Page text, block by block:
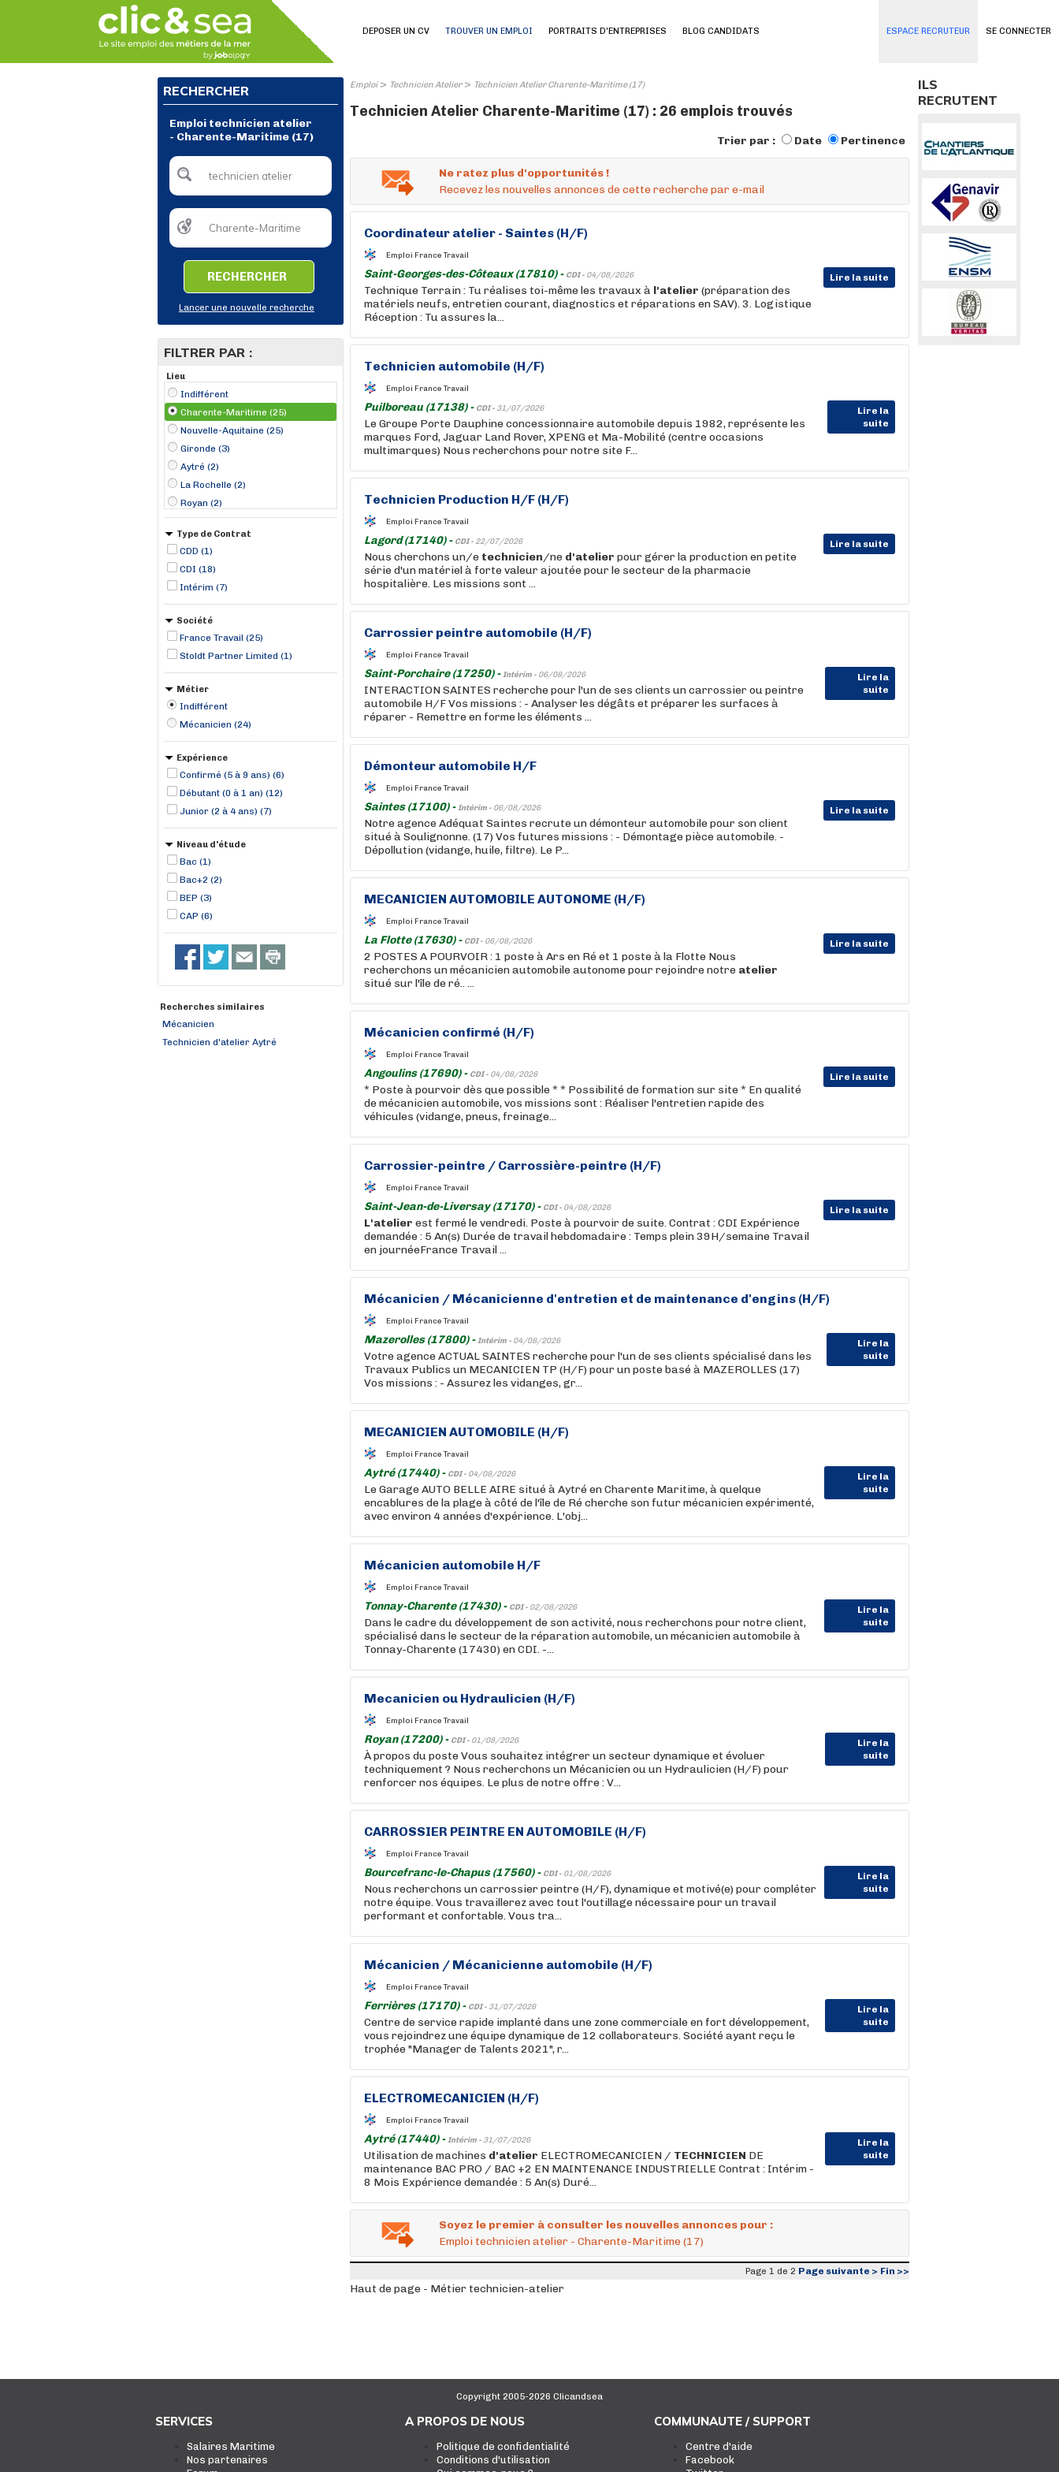
SE CONNECTER
DEPOSER UN CV TROUVER UN EMPLOI PORTRAITS D'ENTREPRISES BLOG CANDIDATS ESPACE RECRUTEUR
RECHERCHER
Emploi technicien atelier
- Charente-Maritime (17)
RECHERCHER
Lancer une nouvelle recherche
FILTRER PAR :
Lieu
Indifférent
Charente-Maritime (25)
Nouvelle-Aquitaine (25)
Gironde (3)
Aytré (2)
La Rochelle (2)
Royan (2)
Saintes (2)
Angoulins (1)
Bourcefranc-le-Chapus (1)
Ferrières (1)
Hiers (1)
Type de Contrat
CDD (1)
CDI (18)
Intérim (7)
Société
France Travail (25)
Stoldt Partner Limited (1)
Métier
Indifférent
Mécanicien (24)
Expérience
Confirmé (5 à 9 ans) (6)
Débutant (0 à 1 an) (12)
Junior (2 à 4 ans) (7)
Niveau d'étude
Bac (1)
Bac+2 (2)
BEP (3)
CAP (6)
Recherches similaires
Mécanicien
Technicien d'atelier Aytré
Emploi> Technicien Atelier> Technicien Atelier Charente-Maritime (17)
Technicien Atelier Charente-Maritime (17) : 26 emplois trouvés
Trier par : Date Pertinence
Ne ratez plus d'opportunités !
Recevez les nouvelles annonces de cette recherche par e-mail
Coordinateur atelier - Saintes (H/F)
Emploi France Travail
Saint-Georges-des-Côteaux (17810) - CDI - 04/08/2026 Lire la suite
Technique Terrain : Tu réalises toi-même les travaux à l'atelier (préparation des
matériels neufs, entretien courant, diagnostics et réparations en SAV). 3. Logistique
Réception : Tu assures la...
Technicien automobile (H/F)
Emploi France Travail
Puilboreau (17138) - CDI - 31/07/2026
Lire la
suite
Le Groupe Porte Dauphine concessionnaire automobile depuis 1982, représente les
marques Ford, Jaguar Land Rover, XPENG et Ma-Mobilité (centre occasions
multimarques) Nous recherchons pour notre site F...
Technicien Production H/F (H/F)
Emploi France Travail
Lagord (17140) - CDI - 22/07/2026 Lire la suite
Nous cherchons un/e technicien/ne d'atelier pour gérer la production en petite
série d'un matériel à forte valeur ajoutée pour le secteur de la pharmacie
hospitalière. Les missions sont ...
Carrossier peintre automobile (H/F)
Emploi France Travail
Saint-Porchaire (17250) -Intérim - 06/08/2026
Lire la
suite
INTERACTION SAINTES recherche pour l'un de ses clients un carrossier ou peintre
automobile H/F Vos missions : - Analyser les dégâts et préparer les surfaces à
réparer - Remettre en forme les éléments ...
Démonteur automobile H/F
Emploi France Travail
Saintes (17100) -Intérim - 06/08/2026 Lire la suite
Notre agence Adéquat Saintes recrute un démonteur automobile pour son client
situé à Soulignonne. (17) Vos futures missions : - Démontage pièce automobile. -
Dépollution (vidange, huile, filtre). Le P...
MECANICIEN AUTOMOBILE AUTONOME (H/F)
Emploi France Travail
La Flotte (17630) - CDI - 06/08/2026 Lire la suite
2 POSTES A POURVOIR : 1 poste à Ars en Ré et 1 poste à la Flotte Nous
recherchons un mécanicien automobile autonome pour rejoindre notre atelier
situé sur l'île de ré.. ...
Mécanicien confirmé (H/F)
Emploi France Travail
Angoulins (17690) - CDI - 04/08/2026 Lire la suite
* Poste à pourvoir dès que possible * * Possibilité de formation sur site * En qualité
de mécanicien automobile, vos missions sont : Réaliser l'entretien rapide des
véhicules (vidange, pneus, freinage...
Carrossier-peintre / Carrossière-peintre (H/F)
Emploi France Travail
Saint-Jean-de-Liversay (17170) - CDI - 04/08/2026 Lire la suite
L'atelier est fermé le vendredi. Poste à pourvoir de suite. Contrat : CDI Expérience
demandée : 5 An(s) Durée de travail hebdomadaire : Temps plein 39H/semaine Travail
en journéeFrance Travail ...
Mécanicien / Mécanicienne d'entretien et de maintenance d'engins (H/F)
Emploi France Travail
Mazerolles (17800) -Intérim - 04/08/2026
Lire la
suite
Votre agence ACTUAL SAINTES recherche pour l'un de ses clients spécialisé dans les
Travaux Publics un MECANICIEN TP (H/F) pour un poste basé à MAZEROLLES (17)
Vos missions : - Assurez les vidanges, gr...
MECANICIEN AUTOMOBILE (H/F)
Emploi France Travail
Aytré (17440) - CDI - 04/08/2026
Lire la
suite
Le Garage AUTO BELLE AIRE situé à Aytré en Charente Maritime, à quelque
encablures de la plage à côté de l'île de Ré cherche son futur mécanicien expérimenté,
avec environ 4 années d'expérience. L'obj...
Mécanicien automobile H/F
Emploi France Travail
Tonnay-Charente (17430) - CDI - 02/08/2026
Lire la
suite
Dans le cadre du développement de son activité, nous recherchons pour notre client,
spécialisé dans le secteur de la réparation automobile, un mécanicien automobile à
Tonnay-Charente (17430) en CDI. -...
Mecanicien ou Hydraulicien (H/F)
Emploi France Travail
Royan (17200) - CDI - 01/08/2026
Lire la
suite
À propos du poste Vous souhaitez intégrer un secteur dynamique et évoluer
techniquement ? Nous recherchons un Mécanicien ou un Hydraulicien (H/F) pour
renforcer nos équipes. Le plus de notre offre : V...
CARROSSIER PEINTRE EN AUTOMOBILE (H/F)
Emploi France Travail
Bourcefranc-le-Chapus (17560) - CDI - 01/08/2026
Lire la
suite
Nous recherchons un carrossier peintre (H/F), dynamique et motivé(e) pour compléter
notre équipe. Vous travaillerez avec tout l'outillage nécessaire pour un travail
performant et confortable. Vous tra...
Mécanicien / Mécanicienne automobile (H/F)
Emploi France Travail
Ferrières (17170) - CDI - 31/07/2026
Lire la
suite
Centre de service rapide implanté dans une zone commerciale en fort développement,
vous rejoindrez une équipe dynamique de 12 collaborateurs. Société ayant reçu le
trophée "Manager de Talents 2021", r...
ELECTROMECANICIEN (H/F)
Emploi France Travail
Aytré (17440) -Intérim - 31/07/2026
Lire la
suite
Utilisation de machines d'atelier ELECTROMECANICIEN / TECHNICIEN DE
maintenance BAC PRO / BAC +2 EN MAINTENANCE INDUSTRIELLE Contrat : Intérim -
8 Mois Expérience demandée : 5 An(s) Duré...
Soyez le premier à consulter les nouvelles annonces pour :
Emploi technicien atelier - Charente-Maritime (17)
Page 1 de 2 Page suivante > Fin >>
Haut de page - Métier technicien-atelier
ILS
RECRUTENT
Copyright 2005-2026 Clicandsea
SERVICES
Salaires Maritime
Nos partenaires
A PROPOS DE NOUS
Politique de confidentialité
Conditions d'utilisation
COMMUNAUTE / SUPPORT
Centre d'aide
Facebook